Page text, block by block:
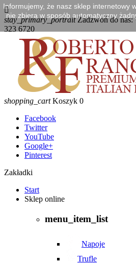

stay_primary_portraitZadzwoń do nas:
323 6720
shopping_cart Koszyk 0
Facebook
Twitter
YouTube
Google+
Pinterest
Zakładki
Start
Sklep online
menu_item_list
Napoje
Trufle
Informujemy, że nasz sklep internetowy
nie zbiera w sposób automatyczny